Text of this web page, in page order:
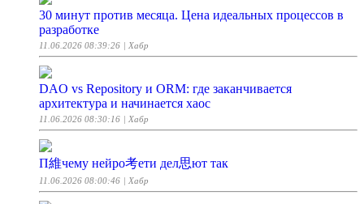
30 минут против месяца. Цена идеальных процессов в
разработке
11.06.2026 08:39:26 | Хабр
DAO vs Repository и ORM: где заканчивается
архитектура и начинается хаос
11.06.2026 08:30:16 | Хабр
П維чему нейро考ети дел思ют так
11.06.2026 08:00:46 | Хабр